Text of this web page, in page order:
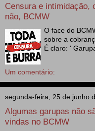
Censura e intimidação,
não, BCMW
O face do
sobre a
É claro: '
Um comentário:
segunda-feira, 25 de junho
Algumas garupas não
vindas no BCMW